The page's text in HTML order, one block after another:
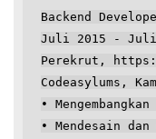
Backend
Juli 2015 - Juli
Perekrut,
Codeasylums,
•
• Mendesain